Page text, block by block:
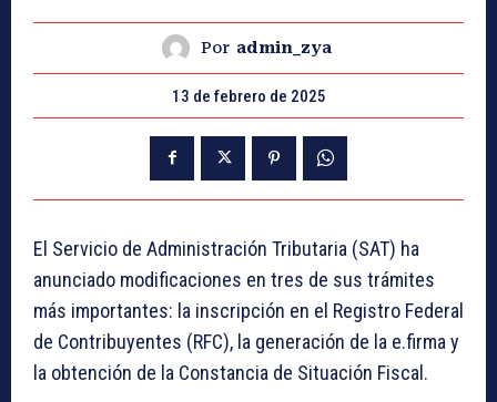
Por admin_zya
13 de febrero de 2025
El Servicio de Administración Tributaria (SAT) ha
anunciado modificaciones en tres de sus trámites
más importantes: la inscripción en el Registro Federal
de Contribuyentes (RFC), la generación de la e.firma y
la obtención de la Constancia de Situación Fiscal.